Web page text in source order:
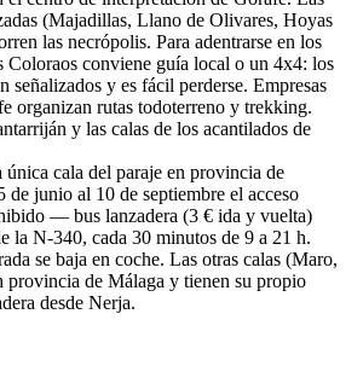
(Majadillas, Llano de Olivares, Hoyas
las necrópolis. Para adentrarse en los
Coloraos conviene guía local o un 4x4: los
señalizados y es fácil perderse. Empresas
organizan rutas todoterreno y trekking.
y las calas de los acantilados de
única cala del paraje en provincia de
de junio al 10 de septiembre el acceso
— bus lanzadera (3 € ida y vuelta)
la N-340, cada 30 minutos de 9 a 21 h.
se baja en coche. Las otras calas (Maro,
provincia de Málaga y tienen su propio
desde Nerja.